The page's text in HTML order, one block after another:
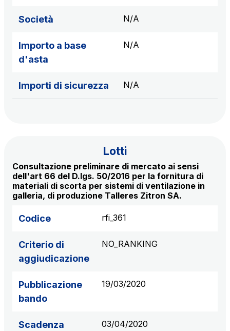
Km rete: 20
Scadenza concessione: 2037
Società N/A
Importo a base
d'asta
N/A
Importi di sicurezza N/A
Lotti
Consultazione preliminare di mercato ai sensi
dell'art 66 del D.lgs. 50/2016 per la fornitura di
materiali di scorta per sistemi di ventilazione in
galleria, di produzione Talleres Zitron SA.
Codice rfi_361
Criterio di
aggiudicazione
NO_RANKING
Pubblicazione
bando
19/03/2020
Scadenza
03/04/2020